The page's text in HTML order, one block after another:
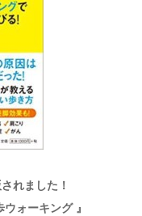
れました！
ォーキング 』